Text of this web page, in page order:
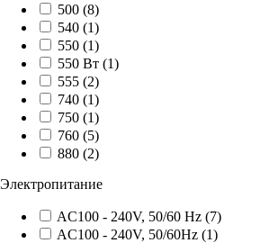
500 (8)
540 (1)
550 (1)
550 Вт (1)
555 (2)
740 (1)
750 (1)
760 (5)
880 (2)
Электропитание
AC100 - 240V, 50/60 Hz (7)
AC100 - 240V, 50/60Hz (1)